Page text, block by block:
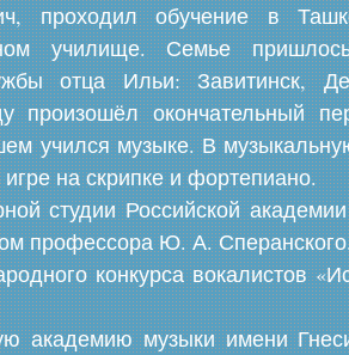
проходил обучение в
училище. Семье
отца Ильи: Завитинск,
произошёл окончательный
учился музыке. В
на скрипке и фортепиано.
студии Российской
профессора Ю. А.
конкурса вокалистов
академию музыки имени